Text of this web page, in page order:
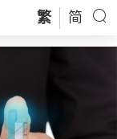
繁 简